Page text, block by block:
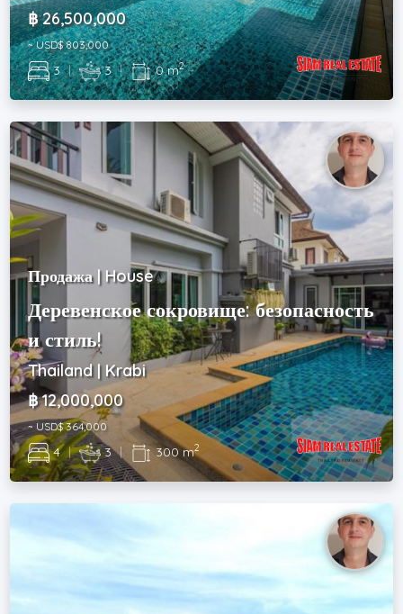
฿ 26,500,000
~ USD$ 803,000
3 | 3 | 0 m2
Продажа | House
Деревенское сокровище: безопасность
и стиль!
Thailand | Krabi
฿ 12,000,000
~ USD$ 364,000
4 | 3 | 300 m2